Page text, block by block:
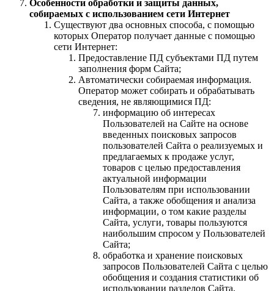
Особенности обработки и защиты данных,
собираемых с использованием сети Интернет
Существуют два основных способа, с помощью
которых Оператор получает данные с помощью
сети Интернет:
Предоставление ПД субъектами ПД путем
заполнения форм Сайта;
Автоматически собираемая информация.
Оператор может собирать и обрабатывать
сведения, не являющимися ПД:
информацию об интересах
Пользователей на Сайте на основе
введенных поисковых запросов
пользователей Сайта о реализуемых и
предлагаемых к продаже услуг,
товаров с целью предоставления
актуальной информации
Пользователям при использовании
Сайта, а также обобщения и анализа
информации, о том какие разделы
Сайта, услуги, товары пользуются
наибольшим спросом у Пользователей
Сайта;
обработка и хранение поисковых
запросов Пользователей Сайта с целью
обобщения и создания статистики об
использовании разделов Сайта.